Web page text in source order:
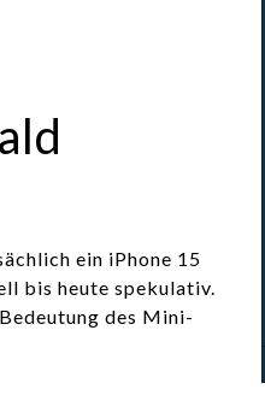
ein iPhone 15
bis heute spekulativ.
des Mini-